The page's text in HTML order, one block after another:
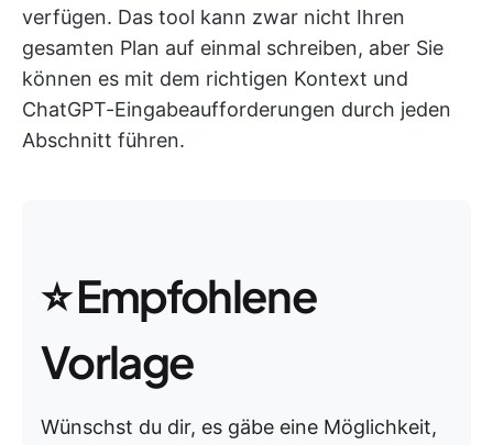
verfügen. Das tool kann zwar nicht Ihren
gesamten Plan auf einmal schreiben, aber Sie
können es mit dem richtigen Kontext und
ChatGPT-Eingabeaufforderungen durch jeden
Abschnitt führen.
⭐ Empfohlene
Vorlage
Wünschst du dir, es gäbe eine Möglichkeit,